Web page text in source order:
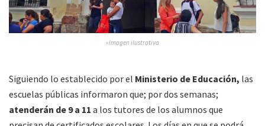
»Imagen ilustrativa
Siguiendo lo establecido por el Ministerio de Educación, las
escuelas públicas informaron que; por dos semanas;
atenderán de 9 a 11 a los tutores de los alumnos que